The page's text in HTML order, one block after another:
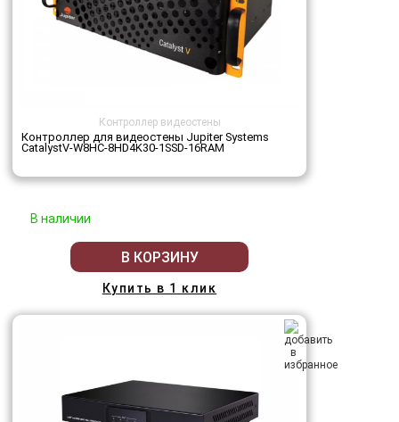
Контроллер видеостены
Контроллер для видеостены Jupiter Systems
CatalystV-W8HC-8HD4K30-1SSD-16RAM
В наличии
В КОРЗИНУ
Купить в 1 клик